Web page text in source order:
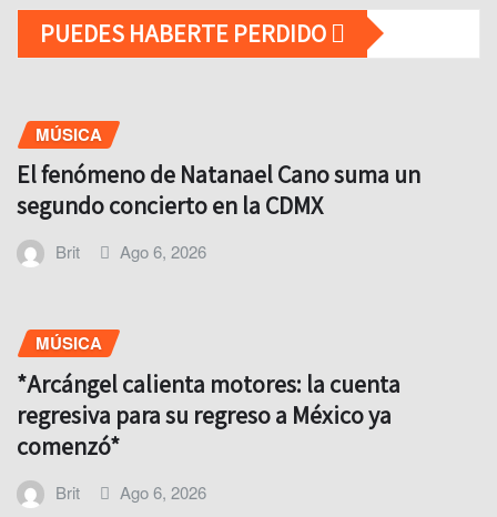
PUEDES HABERTE PERDIDO
MÚSICA
El fenómeno de Natanael Cano suma un
segundo concierto en la CDMX
Brit Ago 6, 2026
MÚSICA
*Arcángel calienta motores: la cuenta
regresiva para su regreso a México ya
comenzó*
Brit Ago 6, 2026